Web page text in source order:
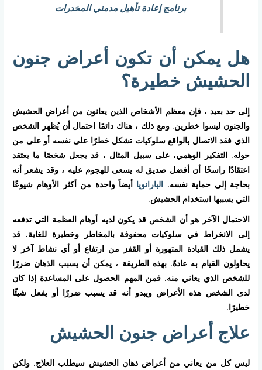
برنامج إعادة تأهيل مدمني المخدرات
هل يمكن أن تكون أعراض جنون
الحشيش خطيرة؟
إلى حد بعيد ، فإن معظم الأشخاص الذين يعانون من أعراض الحشيش
والجنون ليسوا خطرين. ومع ذلك ، هناك دائمًا احتمال أن يُظهر الشخص
الذي فقد الاتصال بالواقع سلوكيات تشكل خطرًا على نفسه أو على من
حوله. التفكير الوهمي، على سبيل المثال ، قد يجعل شخصًا ما يعتقد
اعتقادًا راسخًا أن أفضل صديق له يسعى للهجوم عليه ، وقد يشعر أنه
بحاجة إلى حماية نفسه. البارانويا أيضاً واحدة من أكثر الأوهام شيوعًا
التي يسببها استخدام الحشيش.
الاحتمال الآخر هو أن الشخص قد يكون لديه أوهام العظمة التي تدفعه
إلى الانخراط في سلوكيات محفوفة بالمخاطر وخطيرة للغاية. قد
يشمل ذلك القيادة المتهورة أو القفز من ارتفاع أو أي نشاط آخر لا
يحاولون القيام به عادةً. بهذه الطريقة ، يمكن أن يسبب الذهان ضررًا
للشخص الذي يعاني منه. فمن المهم الحصول على المساعدة إذا كان
لدى الشخص هذه الأعراض ويبدو أنه قد يسبب ضررًا أو يفعل شيئًا
خطيرًا.
علاج أعراض جنون الحشيش
ليس كل من يعاني من أعراض ذهان الحشيش سيطلب العلاج. ولكن